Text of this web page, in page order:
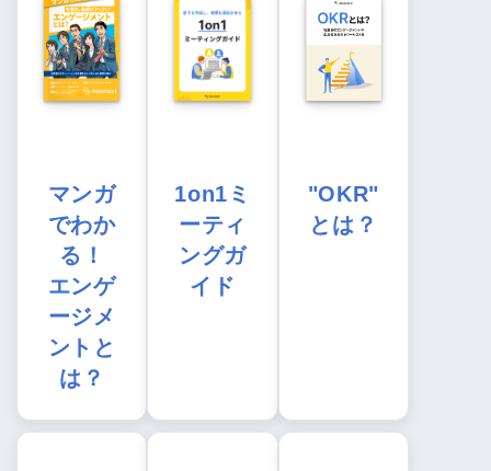
マンガ
でわか
る！
エンゲ
ージメ
ントと
は？
1on1ミ
ーティ
ングガ
イド
"OKR"
とは？